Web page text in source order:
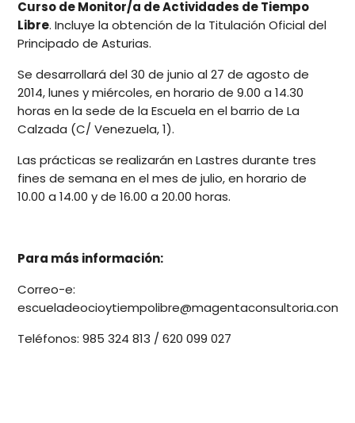
Curso de Monitor/a de Actividades de Tiempo
Libre. Incluye la obtención de la Titulación Oficial del
Principado de Asturias.
Se desarrollará del 30 de junio al 27 de agosto de
2014, lunes y miércoles, en horario de 9.00 a 14.30
horas en la sede de la Escuela en el barrio de La
Calzada (C/ Venezuela, 1).
Las prácticas se realizarán en Lastres durante tres
fines de semana en el mes de julio, en horario de
10.00 a 14.00 y de 16.00 a 20.00 horas.
Para más información:
Correo-e:
escueladeocioytiempolibre@magentaconsultoria.com
Teléfonos: 985 324 813 / 620 099 027